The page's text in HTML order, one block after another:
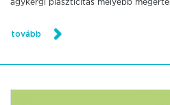
agykérgi plaszticitás mélyebb
tovább